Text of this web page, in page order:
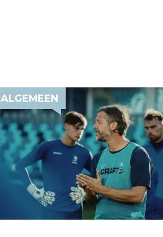
ALGEMEEN